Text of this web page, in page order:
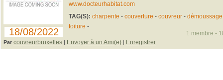
18/08/2022
www.docteurhabitat.com
TAG(S): charpente - couverture - couvreur- démoussage
toiture -
Par couvreurbruxelles | Envoyer à un Ami(e) | Enregistrer
1 membre -